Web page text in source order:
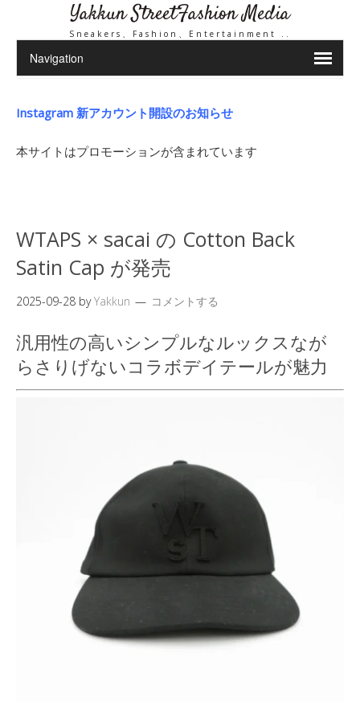
Yakkun StreetFashion Media
Sneakers、Fashion、Entertainment ..
Instagram 新アカウント開設のお知らせ
本サイトはプロモーションが含まれています
WTAPS × sacai の Cotton Back
Satin Cap が発売
2025-09-28 byYakkun コメントする
汎用性の高いシンプルなルックスなが
らさりげないコラボデイテールが魅力